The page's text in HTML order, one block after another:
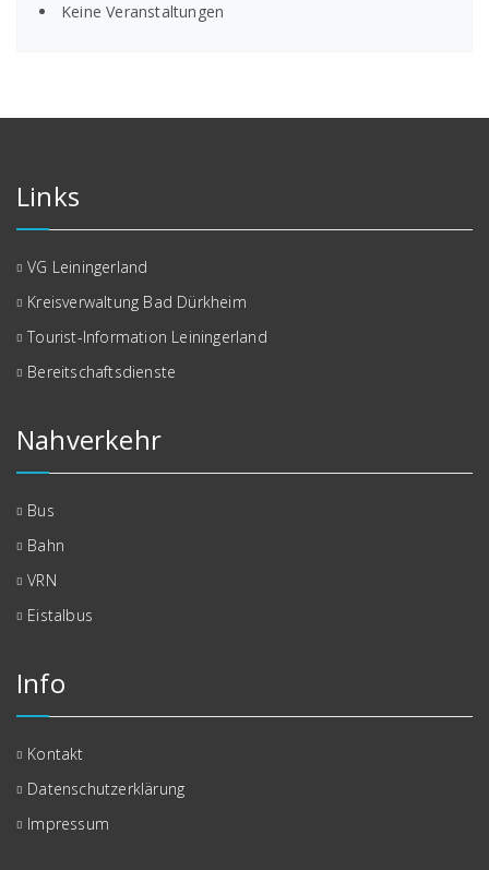
Keine Veranstaltungen
Links
VG Leiningerland
Kreisverwaltung Bad Dürkheim
Tourist-Information Leiningerland
Bereitschaftsdienste
Nahverkehr
Bus
Bahn
VRN
Eistalbus
Info
Kontakt
Datenschutzerklärung
Impressum